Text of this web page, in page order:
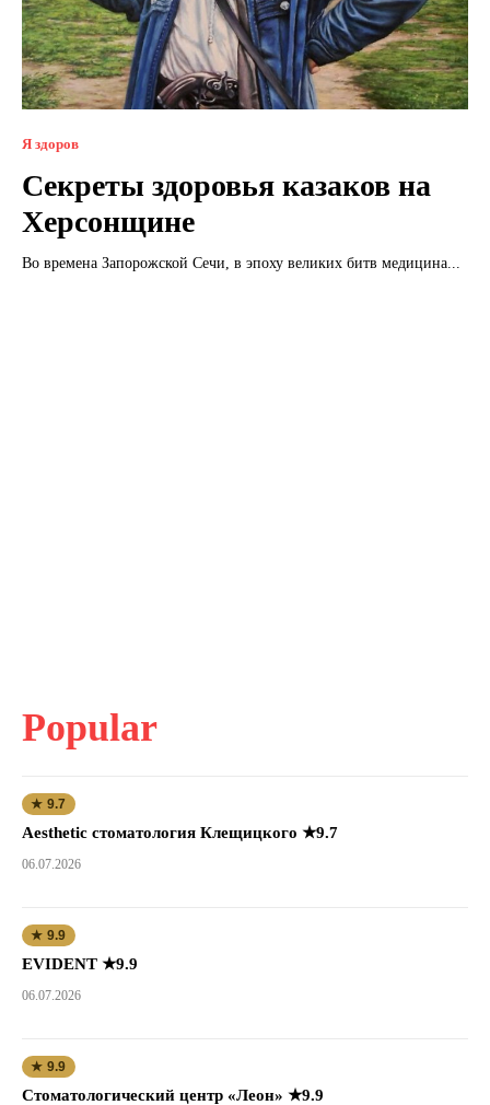
Я здоров
Секреты здоровья казаков на
Херсонщине
Во времена Запорожской Сечи, в эпоху великих битв медицина...
Popular
★ 9.7
Aesthetic стоматология Клещицкого ★9.7
06.07.2026
★ 9.9
EVIDENT ★9.9
06.07.2026
★ 9.9
Стоматологический центр «Леон» ★9.9